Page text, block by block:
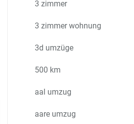
3 zimmer
3 zimmer wohnung
3d umzüge
500 km
aal umzug
aare umzug